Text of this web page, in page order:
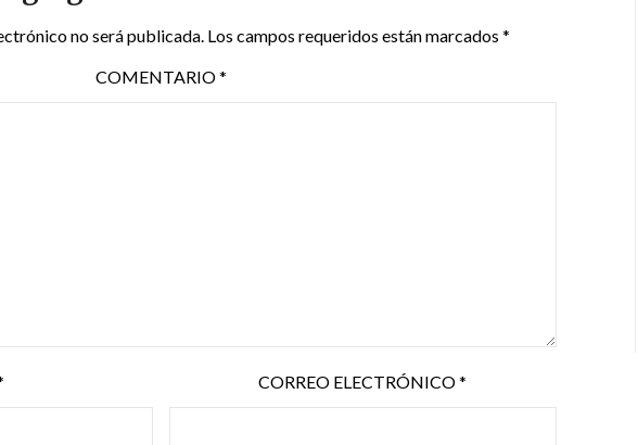
no será publicada. Los campos requeridos están marcados *
COMENTARIO*
CORREO ELECTRÓNICO*